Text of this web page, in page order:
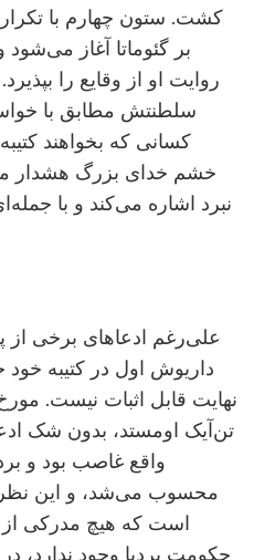
کشت. ستون چهارم با
بر گئوماتا آغاز
روایت او از وقایع را
سلطنتش مطابق با
کسانی که بخواهند کتیبه
خشم خدای بزرگ هشدار
نبرد اشاره می‌کند و با
علی‌رغم ادعاهای برخی از
داریوش اول در کتیبه خود
نهایت قابل اثبات نیست.
تن‌آیک اومستد، بدون شک
واقع غاصب بود و
محسوب می‌شد، و این نظر
است که هیچ مدرکی از
حکومت بردیا وجود ندارد،